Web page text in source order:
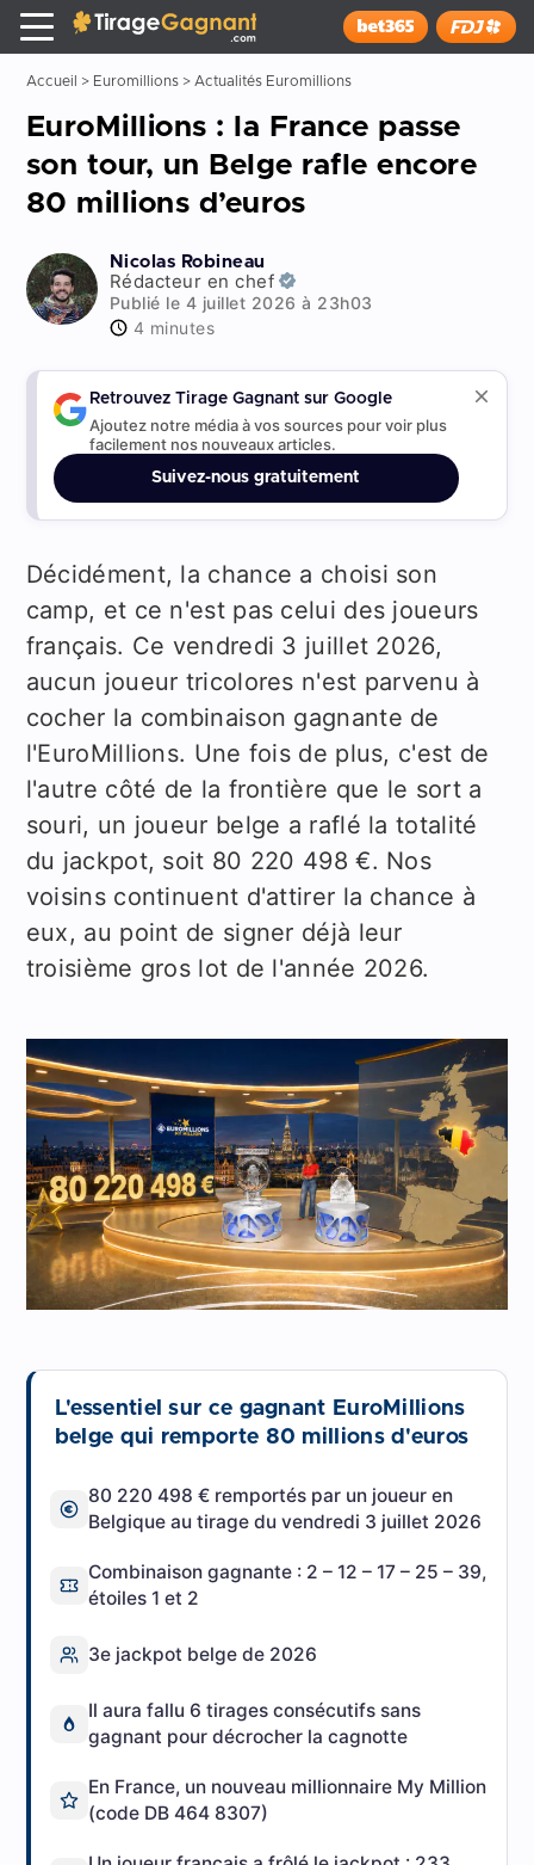
x
Tirage Gagnant
Installer
Accueil > Euromillions> Actualités Euromillions
EuroMillions : la France passe
son tour, un Belge rafle encore
80 millions d’euros
Nicolas Robineau
Rédacteur en chef
Publié le 4 juillet 2026 à 23h03
4 minutes
Retrouvez Tirage Gagnant sur Google
Ajoutez notre média à vos sources pour voir plus
facilement nos nouveaux articles.
Suivez-nous gratuitement
Décidément, la chance a choisi son
camp, et ce n'est pas celui des joueurs
français. Ce vendredi 3 juillet 2026,
aucun joueur tricolores n'est parvenu à
cocher la combinaison gagnante de
l'EuroMillions. Une fois de plus, c'est de
l'autre côté de la frontière que le sort a
souri, un joueur belge a raflé la totalité
du jackpot, soit 80 220 498 €. Nos
voisins continuent d'attirer la chance à
eux, au point de signer déjà leur
troisième gros lot de l'année 2026.
L'essentiel sur ce gagnant EuroMillions
belge qui remporte 80 millions d'euros
80 220 498 € remportés par un joueur en
Belgique au tirage du vendredi 3 juillet 2026
Combinaison gagnante : 2 – 12 – 17 – 25 – 39,
étoiles 1 et 2
3e jackpot belge de 2026
Il aura fallu 6 tirages consécutifs sans
gagnant pour décrocher la cagnotte
En France, un nouveau millionnaire My Million
(code DB 464 8307)